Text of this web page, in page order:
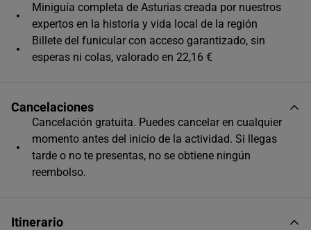
Miniguía completa de Asturias creada por nuestros
expertos en la historia y vida local de la región
Billete del funicular con acceso garantizado, sin
esperas ni colas, valorado en 22,16 €
Cancelaciones
Cancelación gratuita. Puedes cancelar en cualquier
momento antes del inicio de la actividad. Si llegas
tarde o no te presentas, no se obtiene ningún
reembolso.
Itinerario